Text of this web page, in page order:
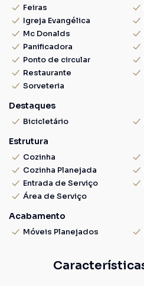
Feiras
Igreja Evangélica
Mc Donalds
Panificadora
Ponto de circular
Restaurante
Sorveteria
Destaques
Bicicletário
Estrutura
Cozinha
Cozinha Planejada
Entrada de Serviço
Área de Serviço
Acabamento
Móveis Planejados